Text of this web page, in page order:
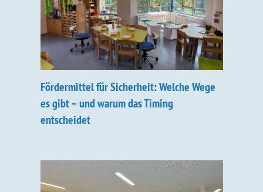
Fördermittel für Sicherheit: Welche Wege
es gibt – und warum das Timing
entscheidet